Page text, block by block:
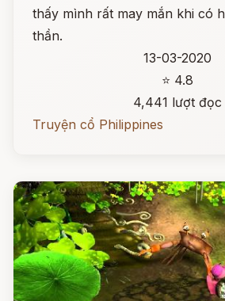
thấy mình rất may mắn khi có
thần.
13-03-2020
⭐ 4.8
4,441 lượt đọc
Truyện cổ Philippines